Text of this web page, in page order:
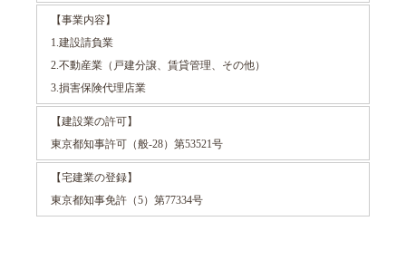
【事業内容】
1.建設請負業
2.不動産業（戸建分譲、賃貸管理、その他）
3.損害保険代理店業
【建設業の許可】
東京都知事許可（般-28）第53521号
【宅建業の登録】
東京都知事免許（5）第77334号